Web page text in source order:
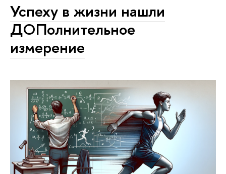
Успеху в жизни нашли
ДОПолнительное
измерение